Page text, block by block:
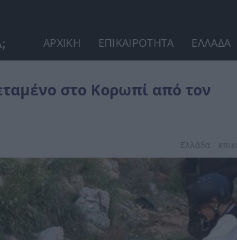
ΑΡΧΙΚΗ ΕΠΙΚΑΙΡΟΤΗΤΑ ΕΛΛΑΔΑ
στο Κορωπί από τον
Ελλάδα